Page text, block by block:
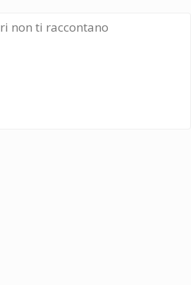
non ti raccontano